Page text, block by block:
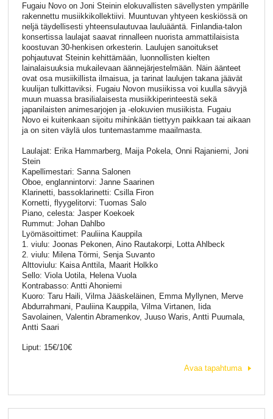
Fugaiu Novo on Joni Steinin elokuvallisten sävellysten ympärille
rakennettu musiikkikollektiivi. Muuntuvan yhtyeen keskiössä on
neljä täydellisesti yhteensulautuvaa lauluääntä. Finlandia-talon
konsertissa laulajat saavat rinnalleen nuorista ammattilaisista
koostuvan 30-henkisen orkesterin. Laulujen sanoitukset
pohjautuvat Steinin kehittämään, luonnollisten kielten
lainalaisuuksia mukailevaan äännejärjestelmään. Näin äänteet
ovat osa musiikillista ilmaisua, ja tarinat laulujen takana jäävät
kuulijan tulkittaviksi. Fugaiu Novon musiikissa voi kuulla sävyjä
muun muassa brasilialaisesta musiikkiperinteestä sekä
japanilaisten animesarjojen ja -elokuvien musiikista. Fugaiu
Novo ei kuitenkaan sijoitu mihinkään tiettyyn paikkaan tai aikaan
ja on siten väylä ulos tuntemastamme maailmasta.
Laulajat: Erika Hammarberg, Maija Pokela, Onni Rajaniemi, Joni
Stein
Kapellimestari: Sanna Salonen
Oboe, englannintorvi: Janne Saarinen
Klarinetti, bassoklarinetti: Csilla Firon
Kornetti, flyygelitorvi: Tuomas Salo
Piano, celesta: Jasper Koekoek
Rummut: Johan Dahlbo
Lyömäsoittimet: Pauliina Kauppila
1. viulu: Joonas Pekonen, Aino Rautakorpi, Lotta Ahlbeck
2. viulu: Milena Törmi, Senja Suvanto
Alttoviulu: Kaisa Anttila, Maarit Holkko
Sello: Viola Uotila, Helena Vuola
Kontrabasso: Antti Ahoniemi
Kuoro: Taru Haili, Vilma Jääskeläinen, Emma Myllynen, Merve
Abdurrahmani, Pauliina Kauppila, Vilma Virtanen, Iida
Savolainen, Valentin Abramenkov, Juuso Waris, Antti Puumala,
Antti Saari
Liput: 15€/10€
Avaa tapahtuma